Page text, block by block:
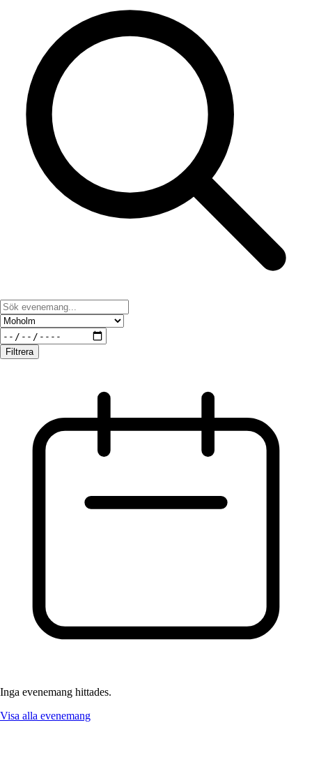
Filtrera
Inga evenemang hittades.
Visa alla evenemang